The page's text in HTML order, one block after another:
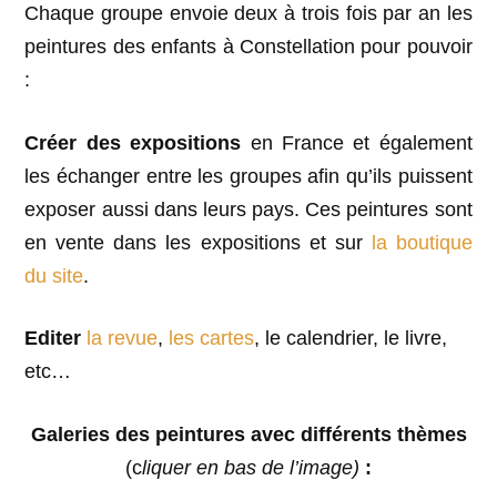
Chaque groupe envoie deux à trois fois par an les
peintures des enfants à Constellation pour pouvoir
:
Créer des expositions en France et également
les échanger entre les groupes afin qu’ils puissent
exposer aussi dans leurs pays. Ces peintures sont
en vente dans les expositions et sur la boutique
du site.
Editer la revue, les cartes, le calendrier, le livre,
etc…
Galeries des peintures avec différents thèmes
(cliquer en bas de l’image) :